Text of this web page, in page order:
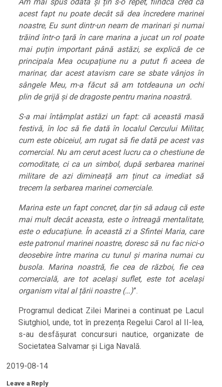
Am mai spus odată și țin s-o repet, fiindcă cred că
acest fapt nu poate decât să dea încredere marinei
noastre, Eu sunt dintr-un neam de marinari și numai
trăind într-o țară în care marina a jucat un rol poate
mai puțin important până astăzi, se explică de ce
principala Mea ocupațiune nu a putut fi aceea de
marinar, dar acest atavism care se sbate vânjos în
sângele Meu, m-a făcut să am totdeauna un ochi
plin de grijă și de dragoste pentru marina noastră.
S-a mai întâmplat astăzi un fapt: că această masă
festivă, în loc să fie dată în localul Cercului Militar,
cum este obiceiul, am rugat să fie dată pe acest vas
comercial. Nu am cerut acest lucru ca o chestiune de
comoditate, ci ca un simbol, după serbarea marinei
militare de azi dimineață am ținut ca imediat să
trecem la serbarea marinei comerciale.
Marina este un fapt concret, dar țin să adaug că este
mai mult decât aceasta, este o întreagă mentalitate,
este o educațiune. În această zi a Sfintei Maria, care
este patronul marinei noastre, doresc să nu fac nici-o
deosebire între marina cu tunul și marina numai cu
busola. Marina noastră, fie cea de război, fie cea
comercială, are tot același suflet, este tot același
organism vital al țării noastre (…)”.
Programul dedicat Zilei Marinei a continuat pe Lacul
Siutghiol, unde, tot în prezența Regelui Carol al II-lea,
s-au desfășurat concursuri nautice, organizate de
Societatea Salvamar și Liga Navală.
2019-08-14
Leave a Reply